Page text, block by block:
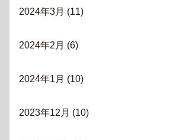
2024年3月 (11)
2024年2月 (6)
2024年1月 (10)
2023年12月 (10)